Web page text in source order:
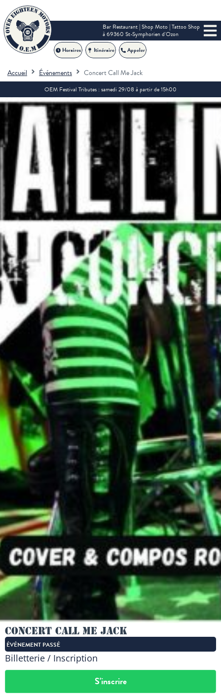
Bar Restaurant | Shop Moto | Tattoo Shop
à 69360 St-Symphorien d'Ozon
Horaires Itinéraire Appeler
Accueil Événements Concert Call Me Jack
OEM Festival Tributes : samedi 29/08 à partir de 15h00
Concert Call Me Jack
ÉVÉNEMENT PASSÉ
Billetterie / Inscription
S'inscrire